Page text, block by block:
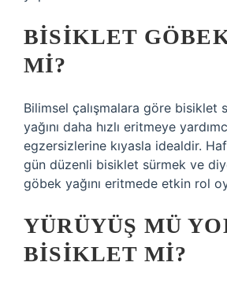
BISIKLET
MI?
Bilimsel çalışmalara göre bisiklet
yağını daha hızlı eritmeye
egzersizlerine kıyasla idealdir.
gün düzenli bisiklet sürmek ve
göbek yağını eritmede etkin rol
YÜRÜYÜŞ MÜ
BISIKLET MI?